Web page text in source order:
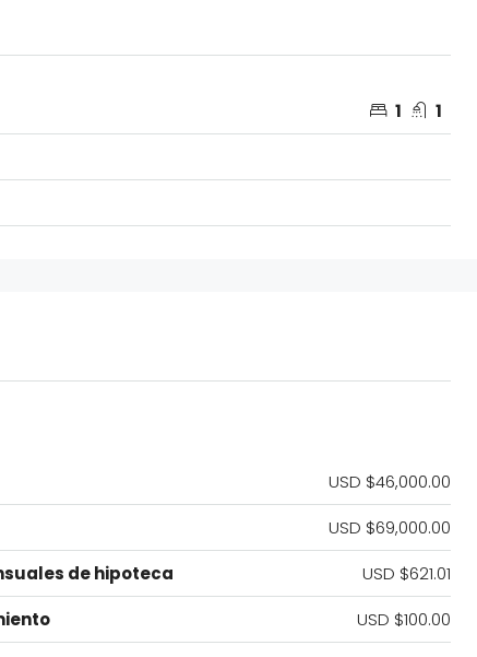
1
1
USD $46,000.00
USD $69,000.00
de hipoteca
USD $621.01
USD $100.00